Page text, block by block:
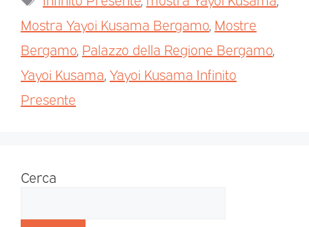
Mostra Yayoi Kusama Bergamo Mostre
Bergamo Palazzo della Regione Bergamo
Yayoi Kusama Yayoi Kusama Infinito
Presente
Cerca